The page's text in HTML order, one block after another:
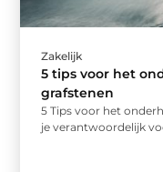
Zakelijk
5 tips voor het
grafstenen
5 Tips voor het
je verantwoordelijk